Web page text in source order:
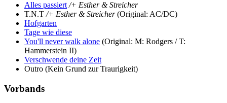
Alles passiert /+ Esther & Streicher
T.N.T /+ Esther & Streicher (Original: AC/DC)
Hofgarten
Tage wie diese
You'll never walk alone (Original: M: Rodgers / T:
Hammerstein II)
Verschwende deine Zeit
Outro (Kein Grund zur Traurigkeit)
Vorbands